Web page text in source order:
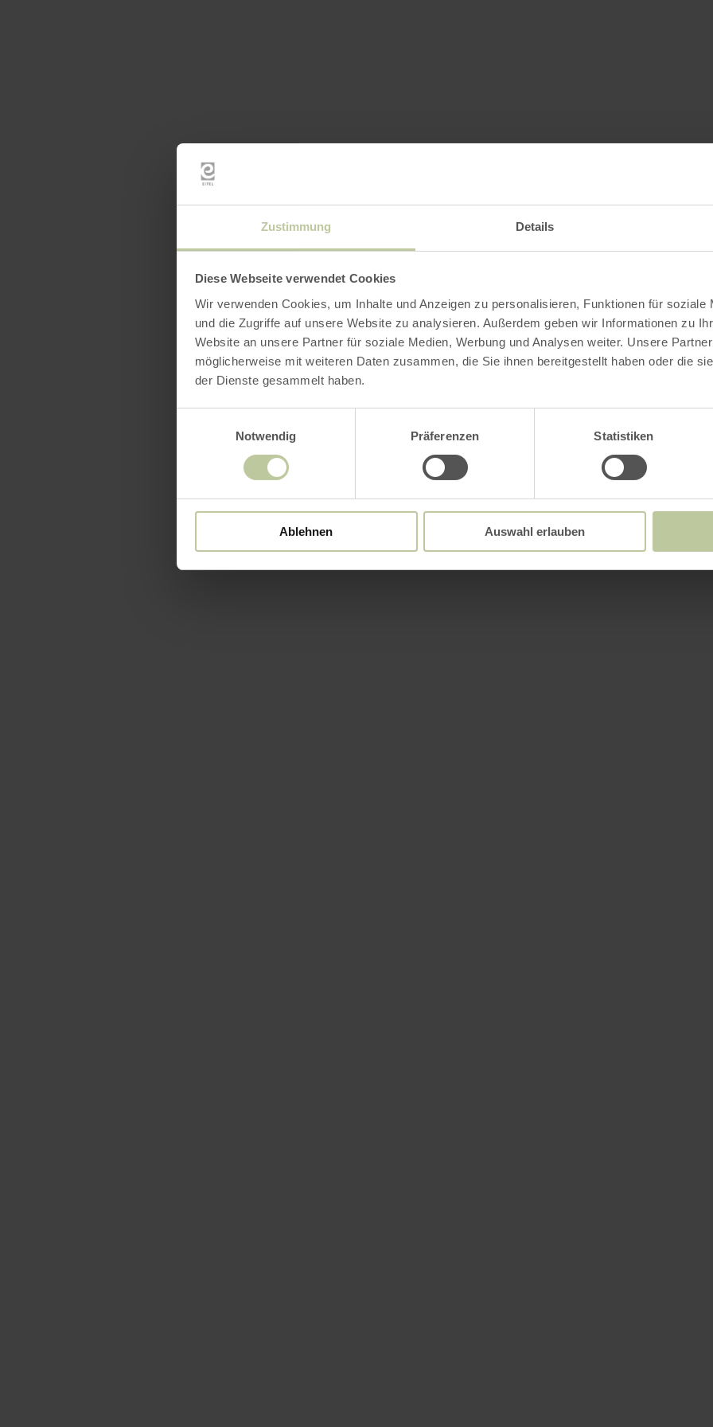
Zustimmung Details
Diese Webseite verwendet Cookies
Wir verwenden Cookies, um Inhalte und Anzeigen zu personalisieren, Funktionen für soziale
und die Zugriffe auf unsere Website zu analysieren. Außerdem geben wir Informationen zu
Website an unsere Partner für soziale Medien, Werbung und Analysen weiter. Unsere
möglicherweise mit weiteren Daten zusammen, die Sie ihnen bereitgestellt haben oder die
der Dienste gesammelt haben.
Notwendig
Präferenzen Statistiken
Ablehnen Auswahl erlauben